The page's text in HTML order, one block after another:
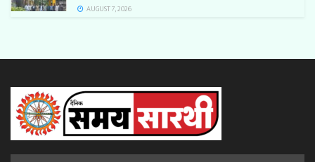
AUGUST 7, 2026